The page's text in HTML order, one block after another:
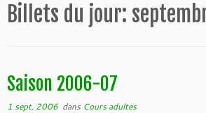
Billets du jour:
Saison 2006-07
1 sept, 2006 dans Cours adultes